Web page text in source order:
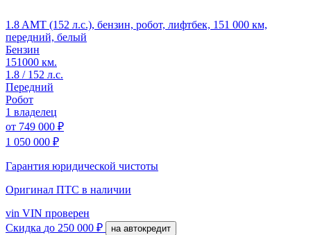
1.8 AMT (152 л.с.), бензин, робот, лифтбек, 151 000 км,
передний, белый
Бензин
151000 км.
1.8 / 152 л.с.
Передний
Робот
1 владелец
от 749 000 ₽
1 050 000 ₽
Гарантия юридической чистоты
Оригинал ПТС в наличии
vin VIN проверен
Скидка до 250 000 ₽ на автокредит